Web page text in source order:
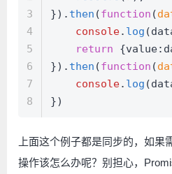
3
4
5
6
7
8
}). then (function (
console. log
return {value
}). then (function (
console. log
})
上面这个例子都是同步的，如果
操作该怎么办呢？别担心，